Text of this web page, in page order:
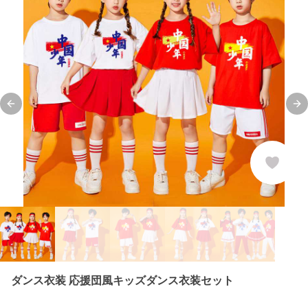
Previous slide
ダンス衣装 応援団風キッズダンス衣装セット